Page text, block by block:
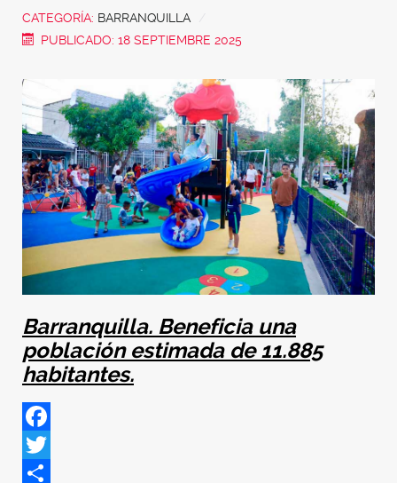
CATEGORÍA: BARRANQUILLA
PUBLICADO: 18 SEPTIEMBRE 2025
Barranquilla. Beneficia una
población estimada de 11.885
habitantes.
Facebook
Twitter